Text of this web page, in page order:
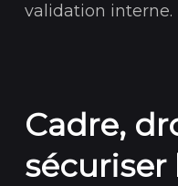
validation interne.
Cadre,
sécuriser